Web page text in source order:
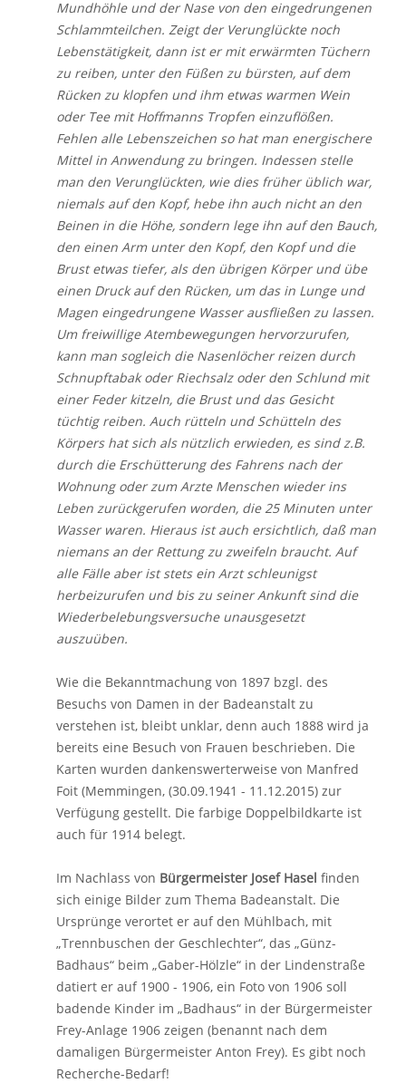
Mundhöhle und der Nase von den eingedrungenen
Schlammteilchen. Zeigt der Verunglückte noch
Lebenstätigkeit, dann ist er mit erwärmten Tüchern
zu reiben, unter den Füßen zu bürsten, auf dem
Rücken zu klopfen und ihm etwas warmen Wein
oder Tee mit Hoffmanns Tropfen einzuflößen.
Fehlen alle Lebenszeichen so hat man energischere
Mittel in Anwendung zu bringen. Indessen stelle
man den Verunglückten, wie dies früher üblich war,
niemals auf den Kopf, hebe ihn auch nicht an den
Beinen in die Höhe, sondern lege ihn auf den Bauch,
den einen Arm unter den Kopf, den Kopf und die
Brust etwas tiefer, als den übrigen Körper und übe
einen Druck auf den Rücken, um das in Lunge und
Magen eingedrungene Wasser ausfließen zu lassen.
Um freiwillige Atembewegungen hervorzurufen,
kann man sogleich die Nasenlöcher reizen durch
Schnupftabak oder Riechsalz oder den Schlund mit
einer Feder kitzeln, die Brust und das Gesicht
tüchtig reiben. Auch rütteln und Schütteln des
Körpers hat sich als nützlich erwieden, es sind z.B.
durch die Erschütterung des Fahrens nach der
Wohnung oder zum Arzte Menschen wieder ins
Leben zurückgerufen worden, die 25 Minuten unter
Wasser waren. Hieraus ist auch ersichtlich, daß man
niemans an der Rettung zu zweifeln braucht. Auf
alle Fälle aber ist stets ein Arzt schleunigst
herbeizurufen und bis zu seiner Ankunft sind die
Wiederbelebungsversuche unausgesetzt
auszuüben.
Wie die Bekanntmachung von 1897 bzgl. des
Besuchs von Damen in der Badeanstalt zu
verstehen ist, bleibt unklar, denn auch 1888 wird ja
bereits eine Besuch von Frauen beschrieben. Die
Karten wurden dankenswerterweise von Manfred
Foit (Memmingen, (30.09.1941 - 11.12.2015) zur
Verfügung gestellt. Die farbige Doppelbildkarte ist
auch für 1914 belegt.
Im Nachlass von Bürgermeister Josef Hasel finden
sich einige Bilder zum Thema Badeanstalt. Die
Ursprünge verortet er auf den Mühlbach, mit
„Trennbuschen der Geschlechter“, das „Günz-
Badhaus“ beim „Gaber-Hölzle“ in der Lindenstraße
datiert er auf 1900 - 1906, ein Foto von 1906 soll
badende Kinder im „Badhaus“ in der Bürgermeister
Frey-Anlage 1906 zeigen (benannt nach dem
damaligen Bürgermeister Anton Frey). Es gibt noch
Recherche-Bedarf!